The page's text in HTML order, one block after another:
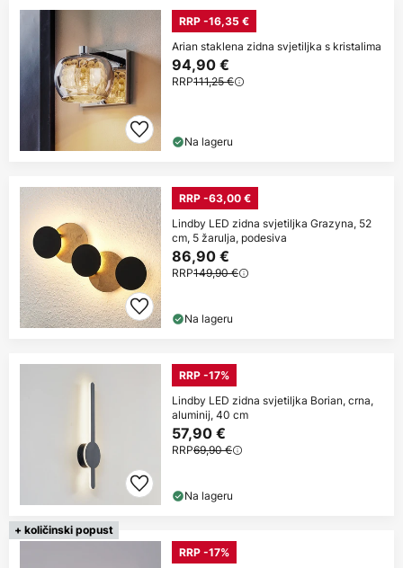
RRP -16,35 €
Arian staklena zidna svjetiljka s kristalima
94,90 €
RRP111,25 €
Na lageru
RRP -63,00 €
Lindby LED zidna svjetiljka Grazyna, 52
cm, 5 žarulja, podesiva
86,90 €
RRP149,90 €
Na lageru
RRP -17%
Lindby LED zidna svjetiljka Borian, crna,
aluminij, 40 cm
57,90 €
RRP69,90 €
Na lageru
+ količinski popust
RRP -17%